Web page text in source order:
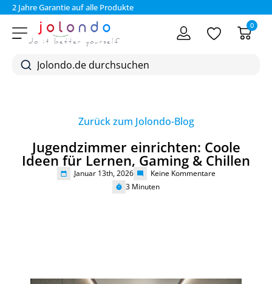
2 Jahre Garantie auf alle Produkte
0
Zurück zum Jolondo-Blog
Jugendzimmer einrichten: Coole
Ideen für Lernen, Gaming & Chillen
Januar 13th, 2026
Keine Kommentare
3 Minuten